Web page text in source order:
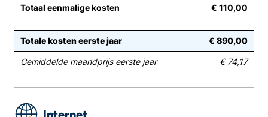
Totaal eenmalige kosten € 110,00
Totale kosten eerste jaar € 890,00
Gemiddelde maandprijs eerste jaar € 74,17